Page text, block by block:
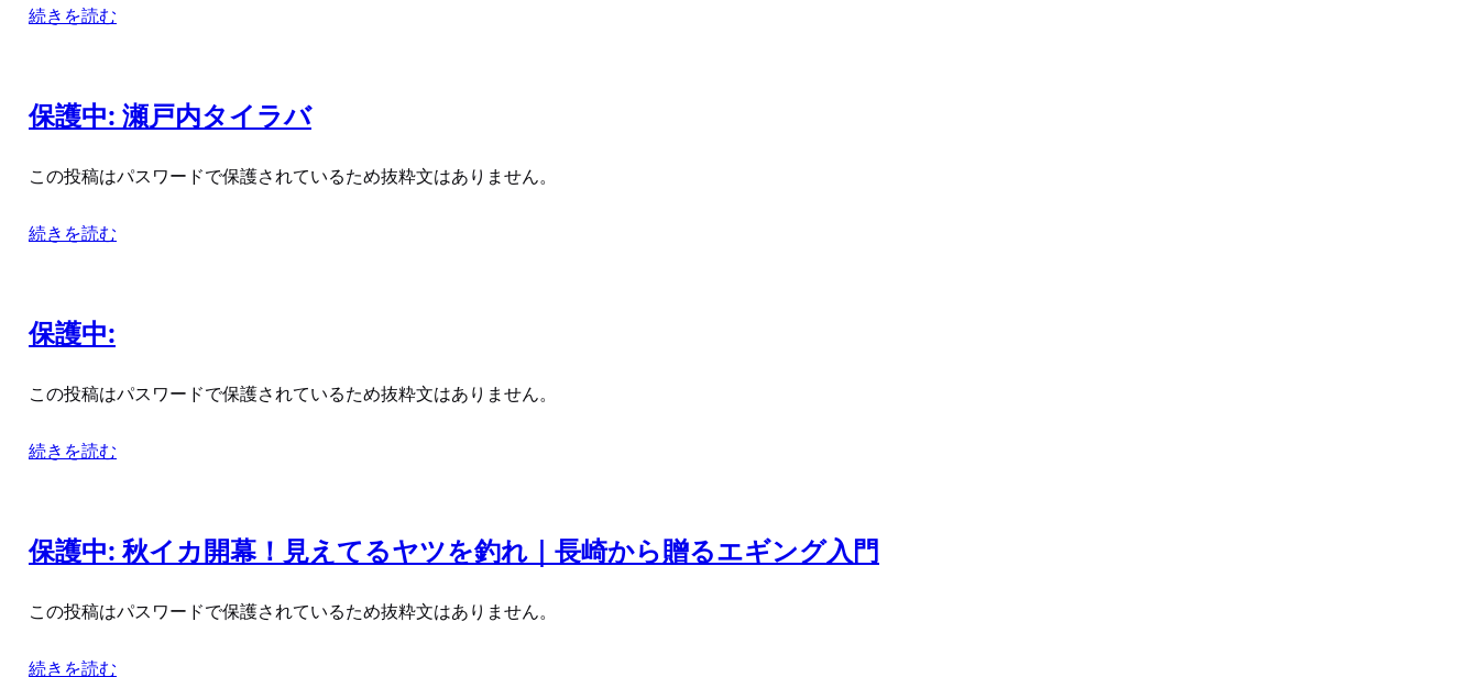
続きを読む
保護中: 瀬戸内タイラバ
この投稿はパスワードで保護されているため抜粋文はありません。
続きを読む
保護中:
この投稿はパスワードで保護されているため抜粋文はありません。
続きを読む
保護中: 秋イカ開幕！見えてるヤツを釣れ｜長崎から贈るエギング入門
この投稿はパスワードで保護されているため抜粋文はありません。
続きを読む